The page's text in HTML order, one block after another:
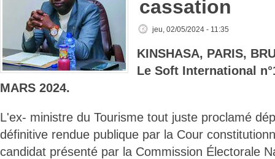
cassation
jeu, 02/05/2024 - 11:35
KINSHASA, PARIS,
Le Soft International
MARS 2024.
L'ex- ministre du Tourisme tout juste proclamé
définitive rendue publique par la Cour
candidat présenté par la Commission Électorale